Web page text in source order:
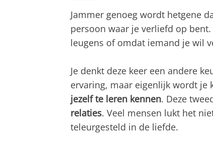
Jammer genoeg wordt hetgene
persoon waar je verliefd op
leugens of omdat iemand je wil
Je denkt deze keer een andere
ervaring, maar eigenlijk wordt je
jezelf te leren kennen. Deze
relaties. Veel mensen lukt het
teleurgesteld in de liefde.